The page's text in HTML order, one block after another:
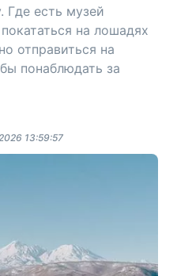
Где есть музей
на лошадях
отправиться на
понаблюдать за
13:59:57